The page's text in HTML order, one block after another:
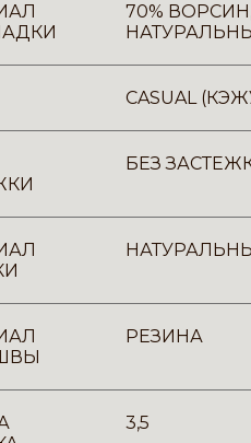
70%
CASUAL
БЕЗ
РЕЗИНА
3,5